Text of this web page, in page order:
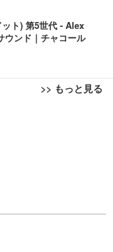
ト) 第5世代 - Alex
ウンド｜チャコール
>> もっと見る
テレワーク 疲れな
ンパクト 約105度ロッ
座面昇降 強化ナイロ
宅ワーク H-WY01
ラック
モニター | FlexScan
USB Type-C・ホワ
ツ 薄型 レギュラー 1
枚
イトブルー)